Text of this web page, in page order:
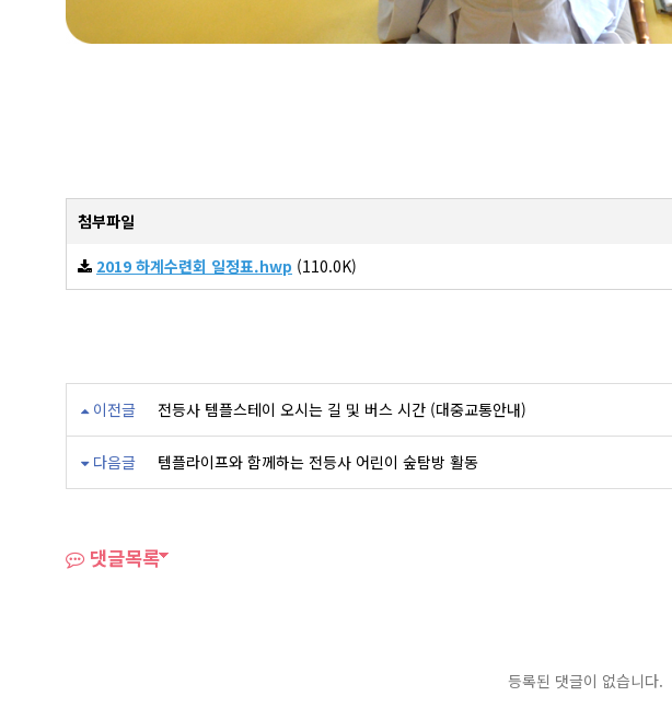
첨부파일
2019 하계수련회 일정표.hwp (110.0K)
이전글 전등사 템플스테이 오시는 길 및 버스 시간 (대중교통안내)
다음글 템플라이프와 함께하는 전등사 어린이 숲탐방 활동
댓글목록
등록된 댓글이 없습니다.